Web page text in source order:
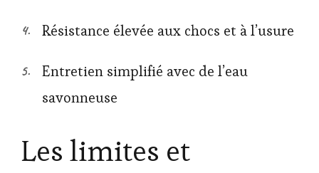
Résistance élevée aux chocs et à l’usure
Entretien simplifié avec de l’eau
savonneuse
Les limites et